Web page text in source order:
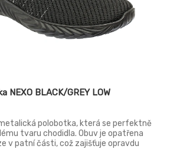
NEXO BLACK/GREY LOW
polobotka, která se perfektně
tvaru chodidla. Obuv je opatřena
v patní části, což zajišťuje opravdu